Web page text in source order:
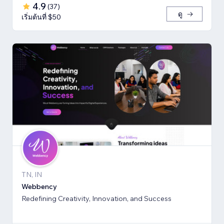
4.9 (37)
เริ่มต้นที่ $50
ดู
TN, IN
Webbency
Redefining Creativity, Innovation, and Success